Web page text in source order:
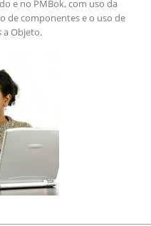
e no PMBok, com uso da
de componentes e o uso de
a Objeto.